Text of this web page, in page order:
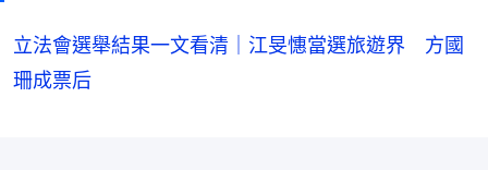
立法會選舉結果一文看清｜江旻憓當選旅遊界 方國
珊成票后